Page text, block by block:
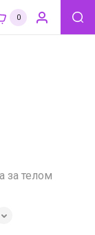
0
за телом